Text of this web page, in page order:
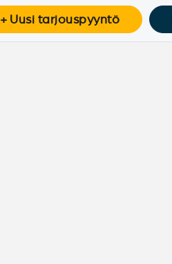
+ Uusi tarjouspyyntö